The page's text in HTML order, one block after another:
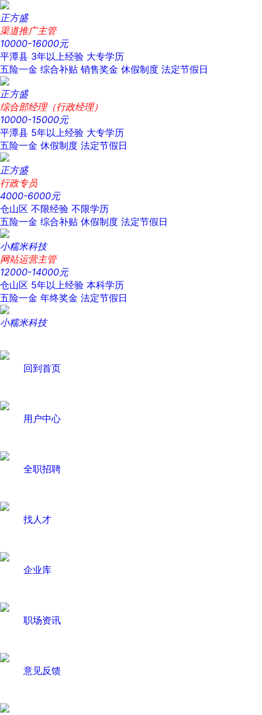
正方盛
渠道推广主管
10000-16000元
平潭县 3年以上经验 大专学历
五险一金 综合补贴 销售奖金 休假制度 法定节假日
正方盛
综合部经理（行政经理）
10000-15000元
平潭县 5年以上经验 大专学历
五险一金 休假制度 法定节假日
正方盛
行政专员
4000-6000元
仓山区 不限经验 不限学历
五险一金 综合补贴 休假制度 法定节假日
小糯米科技
网站运营主管
12000-14000元
仓山区 5年以上经验 本科学历
五险一金 年终奖金 法定节假日
小糯米科技
回到首页
用户中心
全职招聘
找人才
企业库
职场资讯
意见反馈